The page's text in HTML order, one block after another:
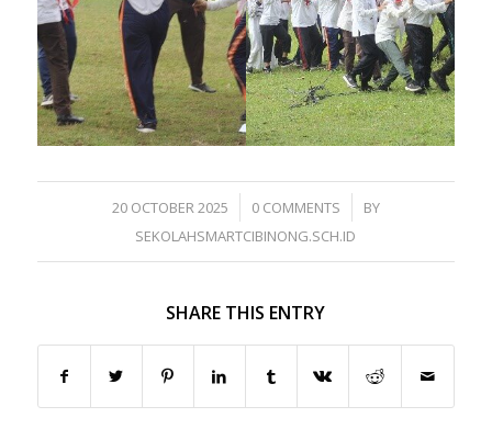
20 OCTOBER 2025
/ 0 COMMENTS
/
BY
SEKOLAHSMARTCIBINONG.SCH.ID
SHARE THIS ENTRY